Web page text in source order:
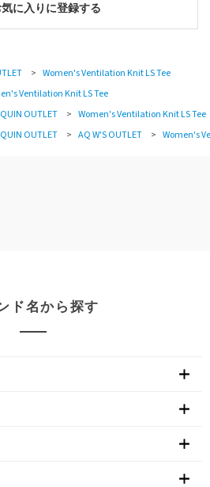
に入りに登録する
> Women's Ventilation Knit LS Tee
Ventilation Knit LS Tee
OUTLET > Women's Ventilation Knit LS Tee
OUTLET > AQ W'S OUTLET > Women's
ド名から探す